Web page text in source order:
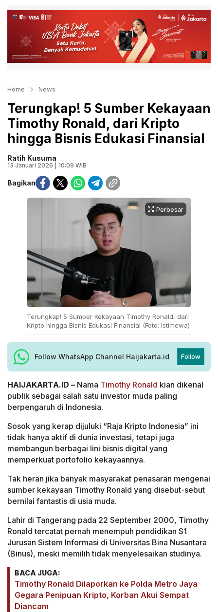
Home News
Terungkap! 5 Sumber Kekayaan
Timothy Ronald, dari Kripto
hingga Bisnis Edukasi Finansial
Ratih Kusuma
13 Januari 2026 | 10:09 WIB
Bagikan
Perbesar
Terungkap! 5 Sumber Kekayaan Timothy Ronald, dari
Kripto hingga Bisnis Edukasi Finansial (Foto: Istimewa)
Follow WhatsApp Channel Haijakarta.id Follow
HAIJAKARTA.ID – Nama Timothy Ronald kian dikenal
publik sebagai salah satu investor muda paling
berpengaruh di Indonesia.
Sosok yang kerap dijuluki “Raja Kripto Indonesia” ini
tidak hanya aktif di dunia investasi, tetapi juga
membangun berbagai lini bisnis digital yang
memperkuat portofolio kekayaannya.
Tak heran jika banyak masyarakat penasaran mengenai
sumber kekayaan Timothy Ronald yang disebut-sebut
bernilai fantastis di usia muda.
Lahir di Tangerang pada 22 September 2000, Timothy
Ronald tercatat pernah menempuh pendidikan S1
Jurusan Sistem Informasi di Universitas Bina Nusantara
(Binus), meski memilih tidak menyelesaikan studinya.
BACA JUGA:
Timothy Ronald Dilaporkan ke Polda Metro Jaya
Gegara Penipuan Kripto, Korban Akui Sempat
Diancam